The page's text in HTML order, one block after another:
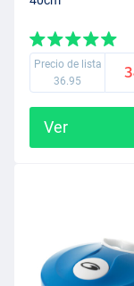
Precio de lista
36.95
Ver